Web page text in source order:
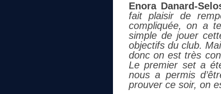
Enora Danard-
fait plaisir de
compliquée, on a
simple de jouer
objectifs du club.
donc on est très
Le premier set a
nous a permis
prouver ce soir, on